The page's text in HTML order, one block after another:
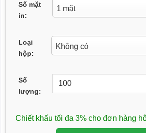
Số mặt
in:
Loại
hộp:
Số
lượng:
Chiết khấu tối đa 3% cho đơn hàng